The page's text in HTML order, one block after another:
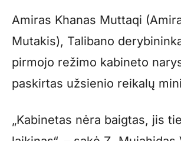
Amiras Khanas Muttaqi
Mutakis), Talibano
pirmojo režimo kabineto
paskirtas užsienio reikalų
„Kabinetas nėra baigtas, jis